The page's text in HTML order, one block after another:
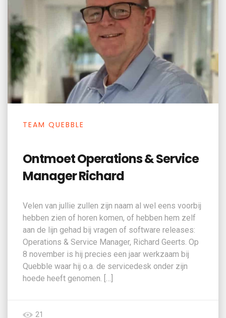
TEAM QUEBBLE
Ontmoet Operations & Service
Manager Richard
Velen van jullie zullen zijn naam al wel eens voorbij
hebben zien of horen komen, of hebben hem zelf
aan de lijn gehad bij vragen of software releases:
Operations & Service Manager, Richard Geerts. Op
8 november is hij precies een jaar werkzaam bij
Quebble waar hij o.a. de servicedesk onder zijn
hoede heeft genomen. […]
21